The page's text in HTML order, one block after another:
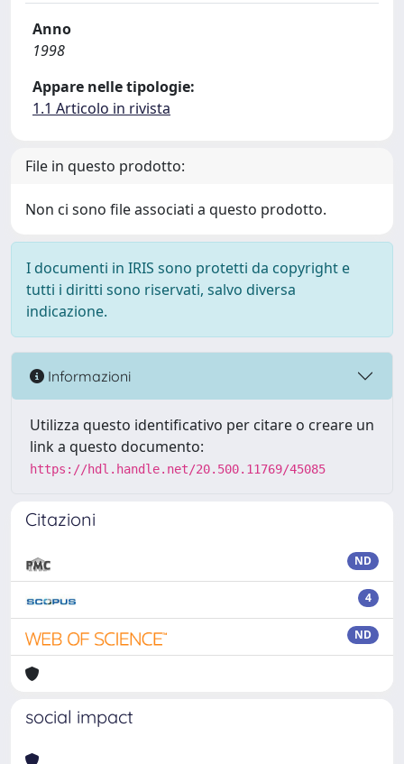
Anno
1998
Appare nelle tipologie:
1.1 Articolo in rivista
File in questo prodotto:
Non ci sono file associati a questo prodotto.
I documenti in IRIS sono protetti da copyright e
tutti i diritti sono riservati, salvo diversa
indicazione.
Informazioni
Utilizza questo identificativo per citare o creare un
link a questo documento:
https://hdl.handle.net/20.500.11769/45085
Citazioni
ND
4
ND
social impact